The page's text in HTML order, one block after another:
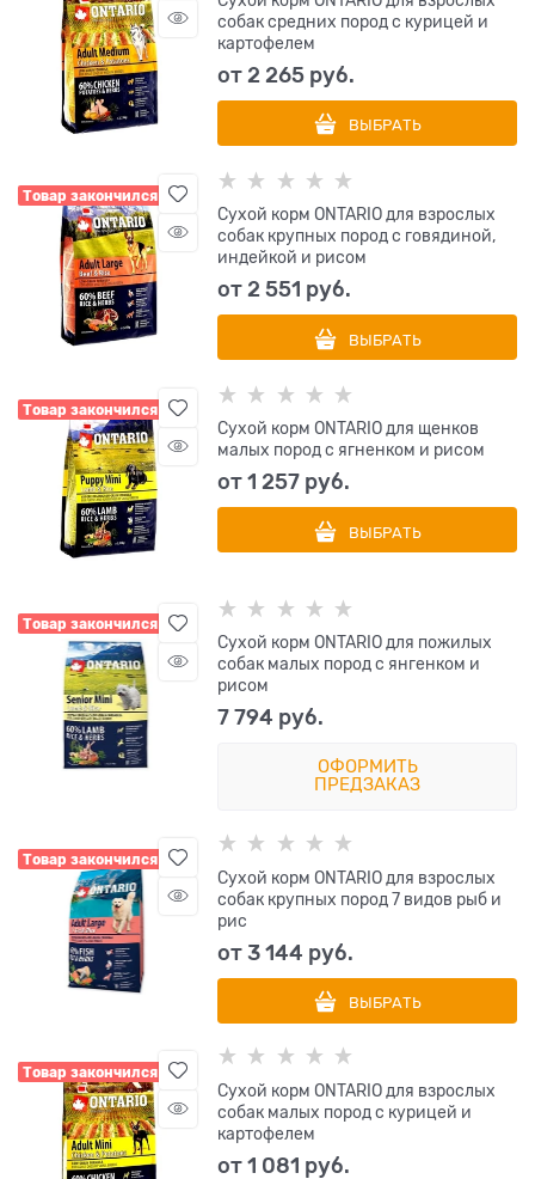
собак средних пород с курицей и
картофелем
от2 265 руб.
ВЫБРАТЬ
Товар закончился
Сухой корм ONTARIO для взрослых
собак крупных пород с говядиной,
индейкой и рисом
от2 551 руб.
ВЫБРАТЬ
Товар закончился
Сухой корм ONTARIO для щенков
малых пород с ягненком и рисом
от1 257 руб.
ВЫБРАТЬ
Товар закончился
Сухой корм ONTARIO для пожилых
собак малых пород с янгенком и
рисом
7 794 руб.
ОФОРМИТЬ
ПРЕДЗАКАЗ
Товар закончился
Сухой корм ONTARIO для взрослых
собак крупных пород 7 видов рыб и
рис
от3 144 руб.
ВЫБРАТЬ
Товар закончился
Сухой корм ONTARIO для взрослых
собак малых пород с курицей и
картофелем
от1 081 руб.